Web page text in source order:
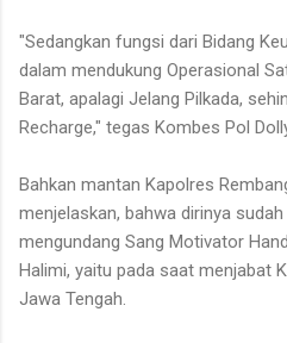
"Sedangkan fungsi dari Bidang
dalam mendukung Operasional
Barat, apalagi Jelang Pilkada,
Recharge," tegas Kombes Pol
Bahkan mantan Kapolres
menjelaskan, bahwa dirinya
mengundang Sang Motivator
Halimi, yaitu pada saat menjabat
Jawa Tengah.